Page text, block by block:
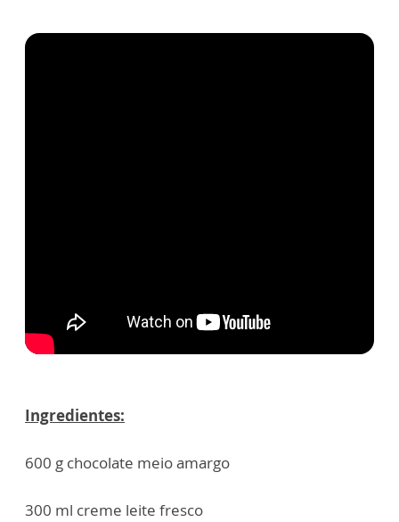
Ingredientes:
600 g chocolate meio amargo
300 ml creme leite fresco